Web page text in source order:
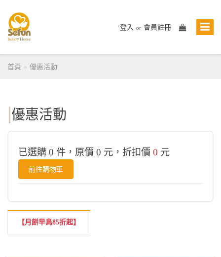
登入 or 會員註冊
首頁 優惠活動
優惠活動
已選購 0 件，原價 0 元，折扣價 0 元
前往購物車
【月餅早鳥85折起】